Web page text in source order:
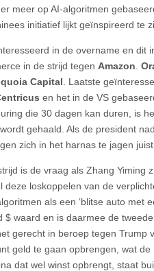
meer op AI-algoritmen
initiatief lijkt geïnspireerd te
in de overname en dit
in de strijd tegen Amazon
Capital . Laatste
en het in de VS
die 30 dagen kan duren, is
gehaald. Als de president
zich in het harnas te jagen
is de vraag als Zhang Yiming
deze loskoppelen van de
als een ‘blitse auto met
$ waard en is daarmee de
gerecht in beroep tegen
geld te gaan opbrengen, wat
dat wel winst opbrengt, staat